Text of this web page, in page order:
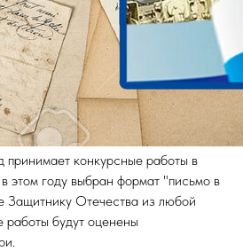
конкурсные работы в
этом году выбран формат "письмо в
Защитнику Отечества из любой
работы будут оценены